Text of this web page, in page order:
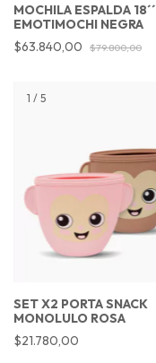
MOCHILA ESPALDA 18´´
EMOTIMOCHI NEGRA
$63.840,00
$79.800,00
1 / 5
SET X2 PORTA SNACK
MONOLULO ROSA
$21.780,00